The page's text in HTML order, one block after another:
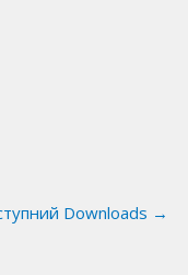
Downloads →